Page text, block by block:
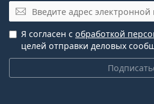
Эл. почта
Я согласен с обработкой
целей отправки деловых